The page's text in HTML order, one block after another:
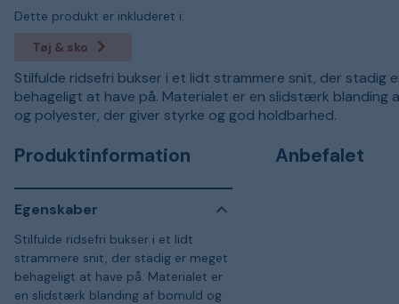
Dette produkt er inkluderet i:
Tøj & sko
Stilfulde ridsefri bukser i et lidt strammere snit, der stadig
behageligt at have på. Materialet er en slidstærk blanding
og polyester, der giver styrke og god holdbarhed.
Produktinformation
Egenskaber
Stilfulde ridsefri bukser i et lidt
strammere snit, der stadig er meget
behageligt at have på. Materialet er
en slidstærk blanding af bomuld og
Anbefalet